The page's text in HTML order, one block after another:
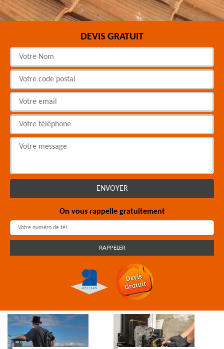
DEVIS GRATUIT
On vous rappelle gratuitement